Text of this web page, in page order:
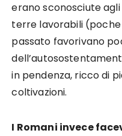
erano sconosciute
terre lavorabili
passato favorivano
in pendenza, ricco di
coltivazioni.
I Romani invece